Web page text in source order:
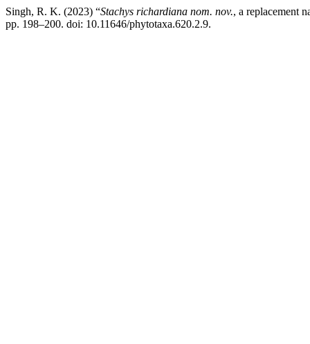
Singh, R. K. (2023) “Stachys richardiana nom. nov., a replacement
pp. 198–200. doi: 10.11646/phytotaxa.620.2.9.